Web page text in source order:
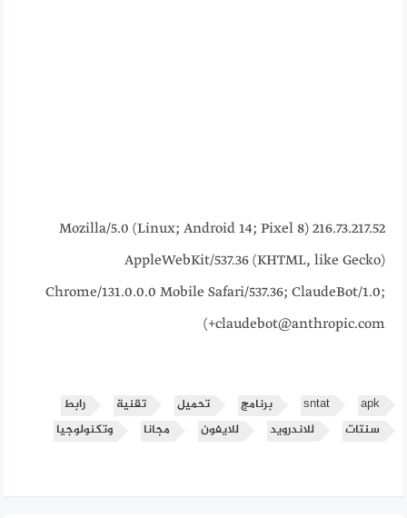
216.73.217.52 Mozilla/5.0 (Linux; Android 14; Pixel 8)
AppleWebKit/537.36 (KHTML, like Gecko)
Chrome/131.0.0.0 Mobile Safari/537.36; ClaudeBot/1.0;
+claudebot@anthropic.com)
apk
sntat برنامج تحميل تقنية
رابط
سنتات
للاندرويد للايفون مجانا وتكنولوجيا